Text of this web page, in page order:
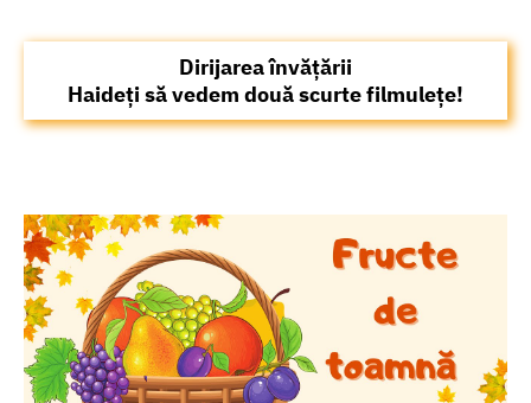
Dirijarea învățării
Haideți să vedem două scurte filmulețe!